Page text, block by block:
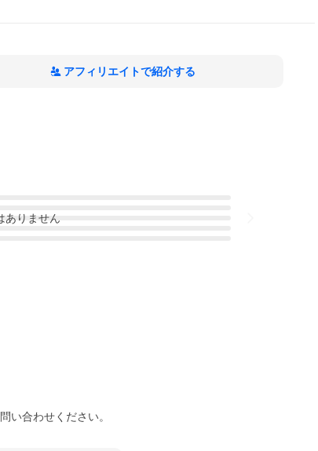
アフィリエイトで紹介する
ありません
い合わせください。